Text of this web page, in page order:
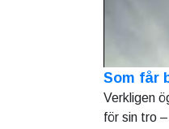
Som får
Verkligen
för sin tro